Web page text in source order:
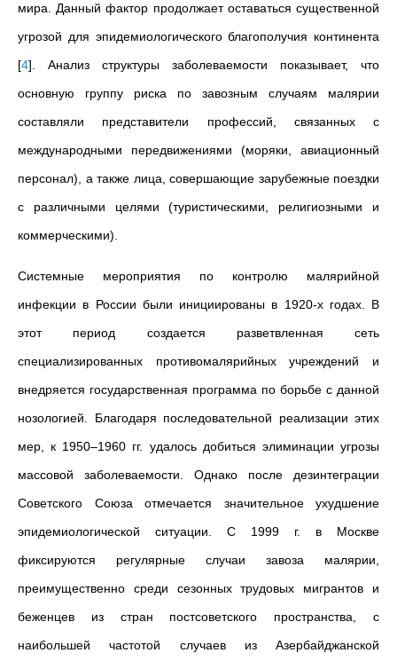
мира. Данный фактор продолжает оставаться существенной
угрозой для эпидемиологического благополучия континента
[4] . Анализ структуры заболеваемости показывает, что
основную группу риска по завозным случаям малярии
составляли представители профессий, связанных с
международными передвижениями (моряки, авиационный
персонал), а также лица, совершающие зарубежные поездки
с различными целями (туристическими, религиозными и
коммерческими).
Системные мероприятия по контролю малярийной
инфекции в России были инициированы в 1920-х годах. В
этот период создается разветвленная сеть
специализированных противомалярийных учреждений и
внедряется государственная программа по борьбе с данной
нозологией. Благодаря последовательной реализации этих
мер, к 1950–1960 гг. удалось добиться элиминации угрозы
массовой заболеваемости. Однако после дезинтеграции
Советского Союза отмечается значительное ухудшение
эпидемиологической ситуации. С 1999 г. в Москве
фиксируются регулярные случаи завоза малярии,
преимущественно среди сезонных трудовых мигрантов и
беженцев из стран постсоветского пространства, с
наибольшей частотой случаев из Азербайджанской